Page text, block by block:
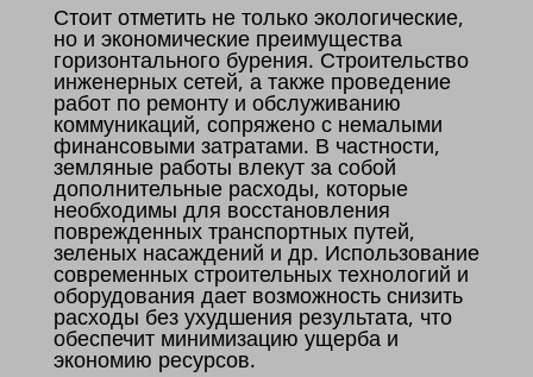
Стоит отметить не только экологические,
но и экономические преимущества
горизонтального бурения. Строительство
инженерных сетей, а также проведение
работ по ремонту и обслуживанию
коммуникаций, сопряжено с немалыми
финансовыми затратами. В частности,
земляные работы влекут за собой
дополнительные расходы, которые
необходимы для восстановления
поврежденных транспортных путей,
зеленых насаждений и др. Использование
современных строительных технологий и
оборудования дает возможность снизить
расходы без ухудшения результата, что
обеспечит минимизацию ущерба и
экономию ресурсов.